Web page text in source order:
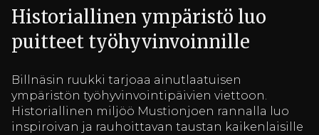
Historiallinen ympäristö luo
puitteet työhyvinvoinnille
Billnäsin ruukki tarjoaa ainutlaatuisen
ympäristön työhyvinvointipäivien viettoon.
Historiallinen miljöö Mustionjoen rannalla luo
inspiroivan ja rauhoittavan taustan kaikenlaisille